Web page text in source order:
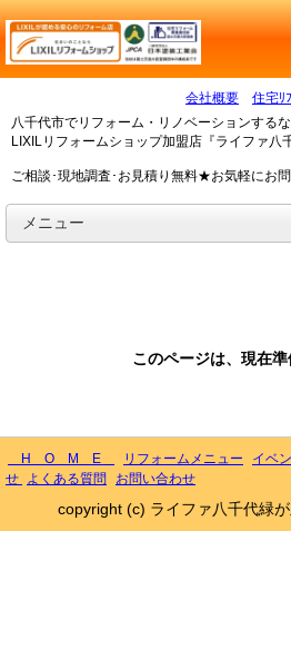
会社概要 住宅ﾘ
八千代市でリフォーム・リノベーションする
LIXILリフォームショップ加盟店『ライファ八
ご相談･現地調査･お見積り無料★お気軽にお
このページは、現在準
H O M E リフォームメニュー イベ
せ よくある質問 お問い合わせ
copyright (c) ライファ八千代緑